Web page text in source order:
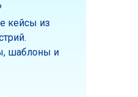
кейсы из
шаблоны и